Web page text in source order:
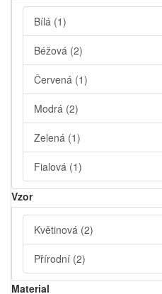
Bílá (1)
Béžová (2)
Červená (1)
Modrá (2)
Zelená (1)
Fialová (1)
Vzor
Květinová (2)
Přírodní (2)
Material